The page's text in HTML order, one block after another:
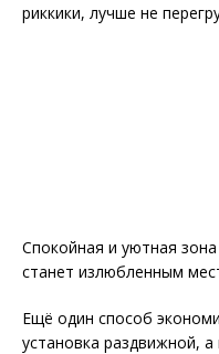
риккики, лучше не
Спокойная и уютная
станет излюбленным
Ещё один способ
установка раздвижной,